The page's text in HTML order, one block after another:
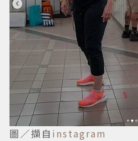
圖／擷自 instagram